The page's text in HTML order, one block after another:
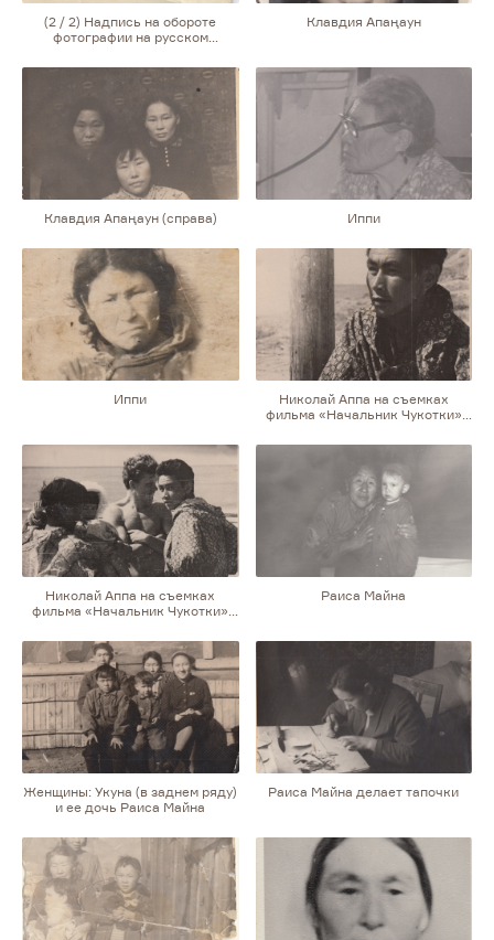
(2 / 2) Надпись на обороте
фотографии на русском
«Ариңаун. Лето 1976 г.
Ўаляңам(юк) киңунґи («Потомок
мужчины Ўаляңа»)
Клавдия Апаңаун
Клавдия Апаңаун (справа) Иппи
Иппи
Николай Аппа на съемках
фильма «Начальник Чукотки»
Николай Аппа на съемках
фильма «Начальник Чукотки»
Раиса Майна
Женщины: Укуна (в заднем ряду)
и ее дочь Раиса Майна
Раиса Майна делает тапочки